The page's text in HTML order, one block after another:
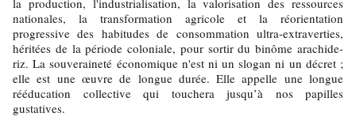
la production, l'industrialisation, la valorisation des ressources
nationales, la transformation agricole et la réorientation
progressive des habitudes de consommation ultra-extraverties,
héritées de la période coloniale, pour sortir du binôme arachide-
riz. La souveraineté économique n'est ni un slogan ni un décret ;
elle est une œuvre de longue durée. Elle appelle une longue
rééducation collective qui touchera jusqu’à nos papilles
gustatives.